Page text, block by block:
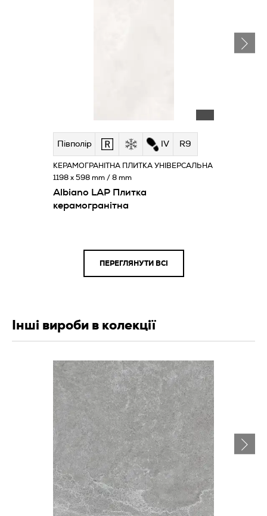
Півполір IV R9
Albiano LAP Плитка
керамогранітна
КЕРАМОГРАНІТНА ПЛИТКА УНІВЕРСАЛЬНА
1198 x 598 mm / 8 mm
ПЕРЕГЛЯНУТИ ВСІ
Інші вироби в колекції